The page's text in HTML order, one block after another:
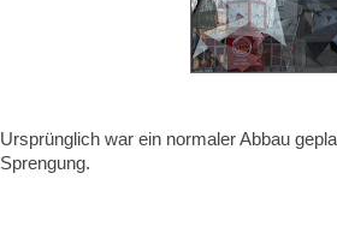
Ursprünglich war ein normaler Abbau
Sprengung.